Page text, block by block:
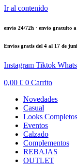
Ir al contenido
envío 24/72h · envío gratuito
Envíos gratis del 4 al 17 de
Instagram Tiktok
0,00 € 0 Carrito
Novedades
Casual
Looks Completos
Eventos
Calzado
Complementos
REBAJAS
OUTLET